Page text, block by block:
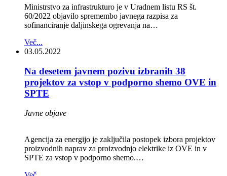
Ministrstvo za infrastrukturo je v Uradnem listu RS št.
60/2022 objavilo spremembo javnega razpisa za
sofinanciranje daljinskega ogrevanja na…
Več...
03.05.2022
Na desetem javnem pozivu izbranih 38
projektov za vstop v podporno shemo OVE in
SPTE
Javne objave
Agencija za energijo je zaključila postopek izbora projektov
proizvodnih naprav za proizvodnjo elektrike iz OVE in v
SPTE za vstop v podporno shemo.…